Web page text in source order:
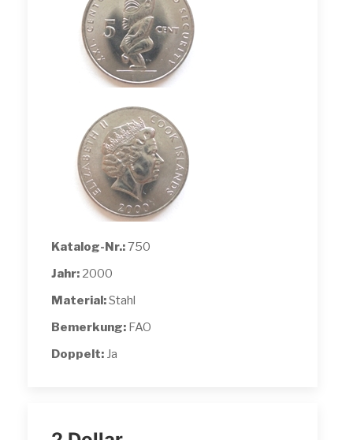
Katalog-Nr.:750
Jahr: 2000
Material:Stahl
Bemerkung: FAO
Doppelt: Ja